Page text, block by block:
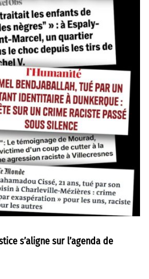
s’aligne sur l’agenda de